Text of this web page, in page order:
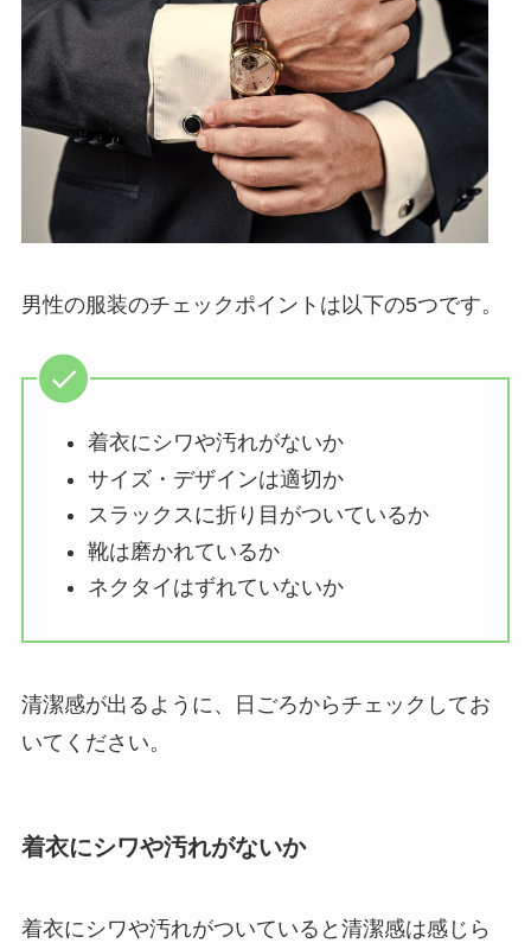
男性の服装のチェックポイントは以下の5つです。
着衣にシワや汚れがないか
サイズ・デザインは適切か
スラックスに折り目がついているか
靴は磨かれているか
ネクタイはずれていないか
清潔感が出るように、日ごろからチェックしてお
いてください。
着衣にシワや汚れがないか
着衣にシワや汚れがついていると清潔感は感じら